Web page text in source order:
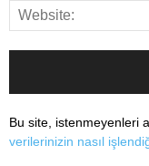
Bu site, istenmeyenleri
verilerinizin nasıl